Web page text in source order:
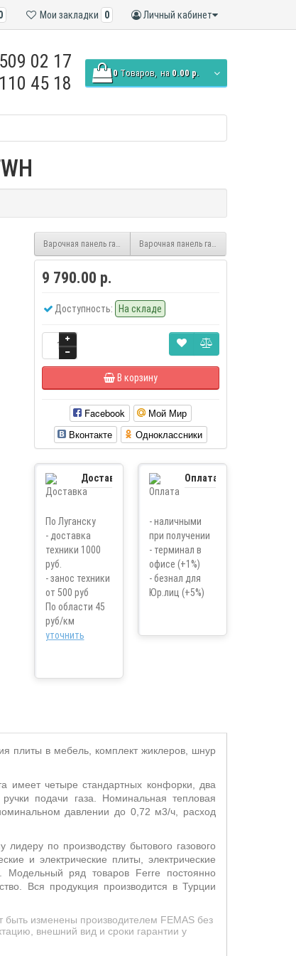
Личный кабинет
Мои закладки 0
02 17
45 18
0 Tоваров, на 0.00 р.
Варочная панель газовая FERRE KA007 FBLВарочная панель газовая FERRE KA009 FIX
9 790.00 р.
Доступность: На складе
В корзину
Facebook
Мой Мир
Вконтакте
Одноклассники
Доставка
По Луганску
- доставка
техники 1000
руб.
- занос техники
от 500 руб
По области 45
руб/км
уточнить
Оплата
- наличными
при получении
- терминал в
офисе (+1%)
- безнал для
Юр.лиц (+5%)
плиты в мебель, комплект жиклеров, шнур
имеет четыре стандартных конфорки, два
подачи газа. Номинальная тепловая
давлении до 0,72 м3/ч, расход
по производству бытового газового
и электрические плиты, электрические
Модельный ряд товаров Ferre постоянно
Вся продукция производится в Турции
быть изменены производителем FEMAS без
внешний вид и сроки гарантии у